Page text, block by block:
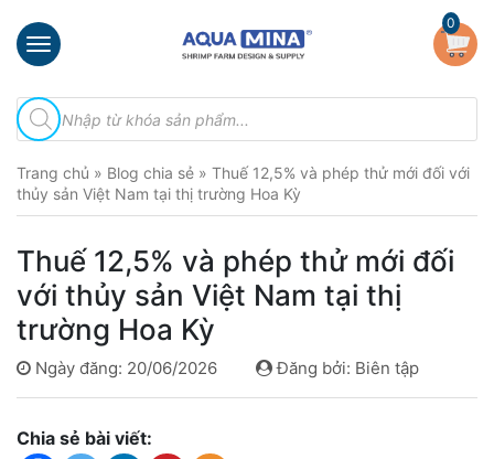
×
chủ
thiệu
Sản
Đầu
Phun
Vi
Bọt
Khí
Ventek
Hướng
0
Tìm
kiếm
sản
Trang chủ » Blog chia sẻ » Thuế 12,5% và phép thử mới đối với
thủy sản Việt Nam tại thị trường Hoa Kỳ
Thuế 12,5% và phép thử mới đối
với thủy sản Việt Nam tại thị
trường Hoa Kỳ
Ngày đăng: 20/06/2026 Đăng bởi: Biên tập
Chia sẻ bài viết: